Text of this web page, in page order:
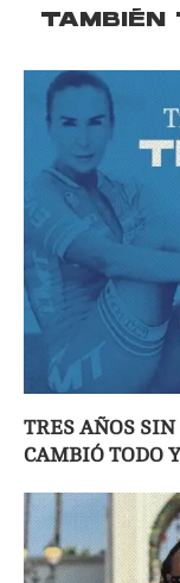
TAMBIÉN
TRES AÑOS
CAMBIÓ TODO